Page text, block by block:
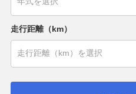
走行距離（km）